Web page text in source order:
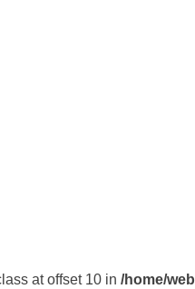
at offset 10 in /home/